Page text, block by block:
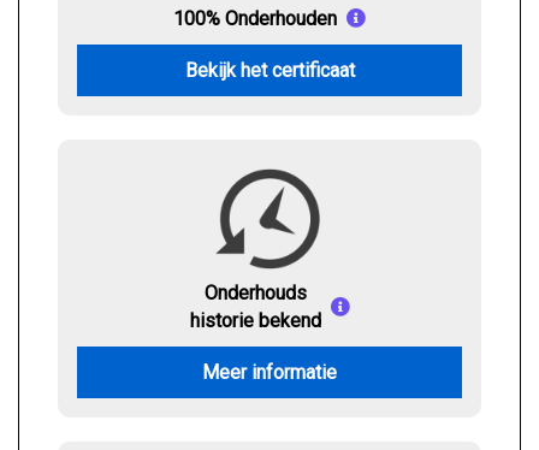
100% Onderhouden
Bekijk het certificaat
Onderhouds
historie bekend
Meer informatie